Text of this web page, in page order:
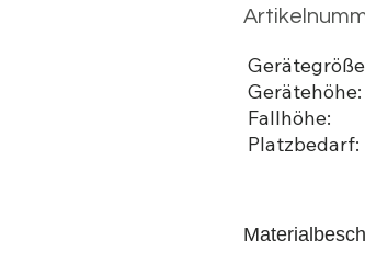
Gerätehöhe:
Fallhöhe:
Platzbedarf: